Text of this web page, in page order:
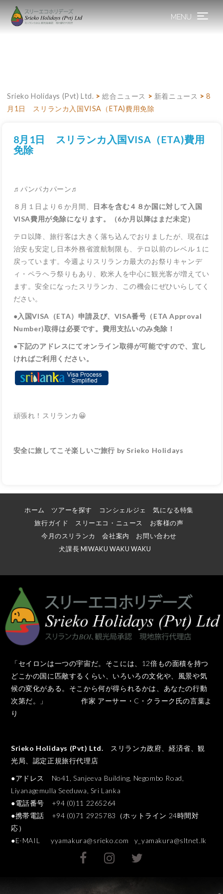
MENU Toggle
Srieko Holidays (Pvt) Ltd. >総合ニュース > 新着ニュース >8
月1日 スリランカ入国VISA（ETA)費用免除
8月1日 スリランカ入国VISA（ETA)費用
免除
♬パンパカパーン♬
８月１日より６か月間、
日本を含む４８か国に対して入国
VISA費用が免除になります。（6か月以降はまだ未定）
テロ以降、旅行客は大きく落ち込んでおりましたが、現在は
治安も安定し日本外務省渡航制限も、テロ以前のレベル１に
戻っています。今週よりスリランカ最大のお祭りキャンデ
ィ・ペラヘラ祭りもあり、欧米人を中心に観光客が増えてい
ます。安全になったスリランカ、この機会にぜひいらしてく
ださい。
● 入国VISA（ETA）申請及び、VISA番号（ETA Approval
Number)取得は必要です。費用支払いのみ免除！
●下記のアドレスにてオンライン取得が可能ですので、宜し
ければご利用ください。
頑張れ！スリランカ😀
安全に旅してこそ楽しいご旅行 by Srieko Holidays
ホーム ツアーを探す コンシェルジェ
気になる特集
旅行ガイド
スリーエコ・ニュース
お客様の声
今月のスリランカ
会社案内
お問い合わせ
犬課長 MIWAKU WAKU WAKU
「セイロンは一つの宇宙だ。そこには、12倍もの面積を持つ
どこかの国に匹敵するくらい、いろいろの文化や、風景や気
候の変化がある。そこから何が得られるかは、あなたの行動
次第だ。」 作家 アーサー・C・クラーク氏の言葉よ
り
Srieko Holidays (Pvt) Ltd. スリランカ政府、経済省、観
光局、認定正規旅行代理店
●アドレス No41, Sanjeeva Building, Negombo Road,
Liyanagemulla Seeduwa, Sri Lanka
●電話番号 +94 (0)11 2265264
●携帯電話 +94 (0)71 2925783（ホットライン 24時間対
応）
●E-MAIL yyamakura@srieko.com y_yamakura@sltnet.lk